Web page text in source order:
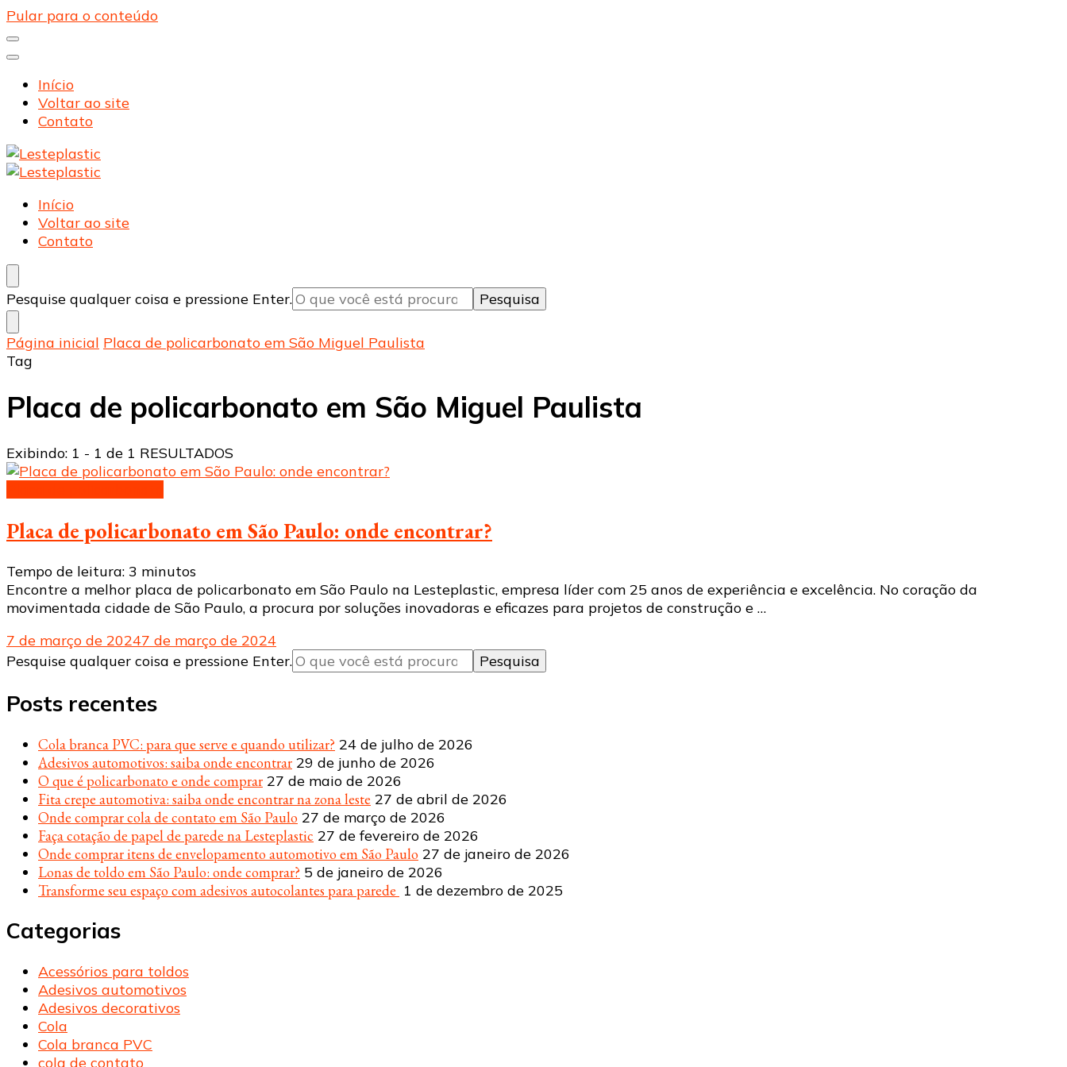
Pular para o conteúdo
Início
Voltar ao site
Contato
Lesteplastic
Blog – Lesteplastic
Lesteplastic
Blog – Lesteplastic
Início
Voltar ao site
Contato
Procurando
algo?
Pesquise qualquer coisa e pressione Enter.
Página inicial Placa de policarbonato em São Miguel Paulista
Tag
Placa de policarbonato em São Miguel Paulista
Exibindo: 1 - 1 de 1 RESULTADOS
Placa de policarbonato em São Paulo: onde encontrar?
Tempo de leitura: 3 minutos
Encontre a melhor placa de policarbonato em São Paulo na Lesteplastic, empresa líder com 25 anos de experiência e excelência. No coração da
movimentada cidade de São Paulo, a procura por soluções inovadoras e eficazes para projetos de construção e …
7 de março de 20247 de março de 2024
Procurando
Pesquise qualquer coisa e pressione Enter.
Posts recentes
Cola branca PVC: para que serve e quando utilizar? 24 de julho de 2026
Adesivos automotivos: saiba onde encontrar 29 de junho de 2026
O que é policarbonato e onde comprar 27 de maio de 2026
Fita crepe automotiva: saiba onde encontrar na zona leste 27 de abril de 2026
Onde comprar cola de contato em São Paulo 27 de março de 2026
Faça cotação de papel de parede na Lesteplastic 27 de fevereiro de 2026
Onde comprar itens de envelopamento automotivo em São Paulo 27 de janeiro de 2026
Lonas de toldo em São Paulo: onde comprar? 5 de janeiro de 2026
Transforme seu espaço com adesivos autocolantes para parede 1 de dezembro de 2025
Categorias
Acessórios para toldos
Adesivos automotivos
Adesivos decorativos
Cola
Cola branca PVC
cola de contato